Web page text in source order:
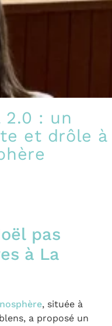
2.0 : un
et drôle à
pas
à La
, située à
a proposé un